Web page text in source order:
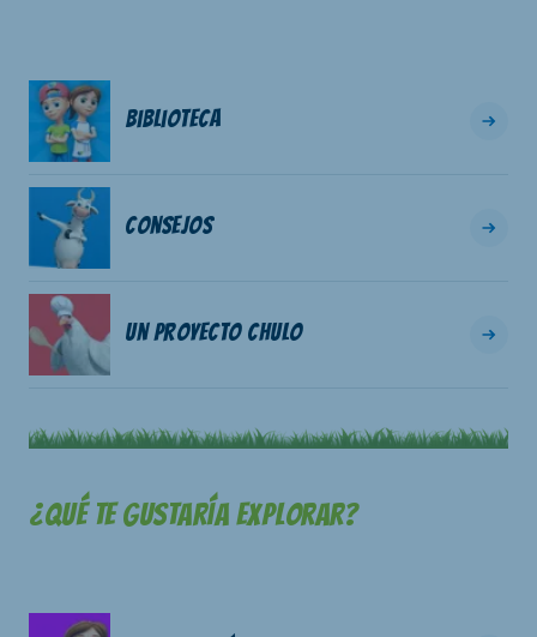
Biblioteca
Consejos
Un proyecto chulo
¿Qué te gustaría explorar?